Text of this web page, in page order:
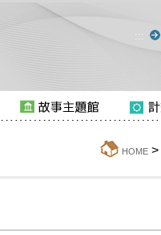
:::
HOME>